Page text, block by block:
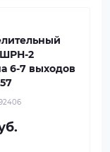
2
6-7 выходов